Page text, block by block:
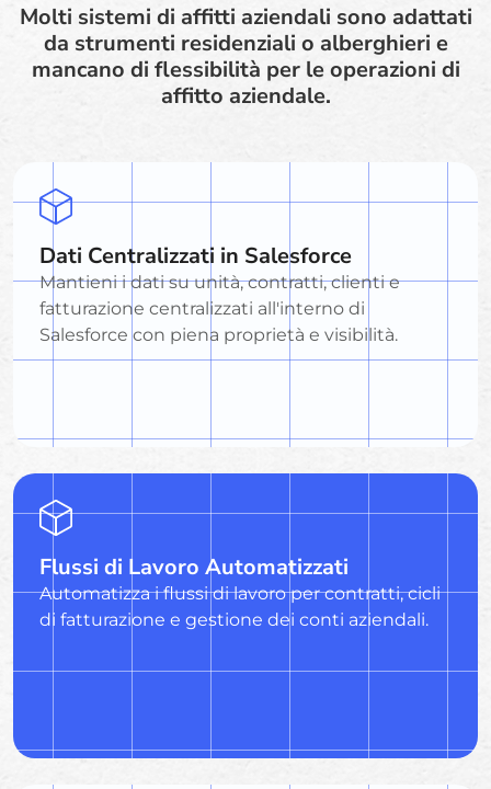
Molti sistemi di affitti aziendali sono adattati
da strumenti residenziali o alberghieri e
mancano di flessibilità per le operazioni di
affitto aziendale.
Dati Centralizzati in Salesforce
Mantieni i dati su unità, contratti, clienti e
fatturazione centralizzati all'interno di
Salesforce con piena proprietà e visibilità.
Flussi di Lavoro Automatizzati
Automatizza i flussi di lavoro per contratti, cicli
di fatturazione e gestione dei conti aziendali.